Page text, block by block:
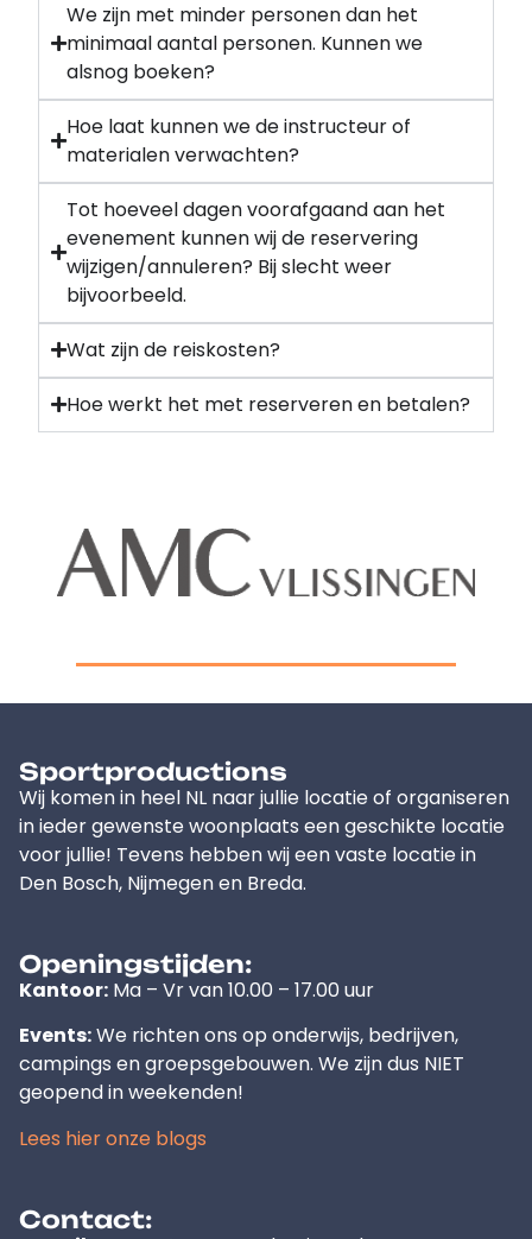
We zijn met minder personen dan het
minimaal aantal personen. Kunnen we
alsnog boeken?
Hoe laat kunnen we de instructeur of
materialen verwachten?
Tot hoeveel dagen voorafgaand aan het
evenement kunnen wij de reservering
wijzigen/annuleren? Bij slecht weer
bijvoorbeeld.
Wat zijn de reiskosten?
Hoe werkt het met reserveren en betalen?
Sportproductions
Wij komen in heel NL naar jullie locatie of organiseren
in ieder gewenste woonplaats een geschikte locatie
voor jullie! Tevens hebben wij een vaste locatie in
Den Bosch, Nijmegen en Breda.
Openingstijden:
Kantoor: Ma – Vr van 10.00 – 17.00 uur
Events:We richten ons op onderwijs, bedrijven,
campings en groepsgebouwen. We zijn dus NIET
geopend in weekenden!
Lees hier onze blogs
Contact: